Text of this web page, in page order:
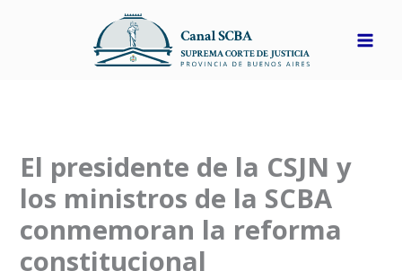
El presidente de la CSJN y
los ministros de la SCBA
conmemoran la reforma
constitucional